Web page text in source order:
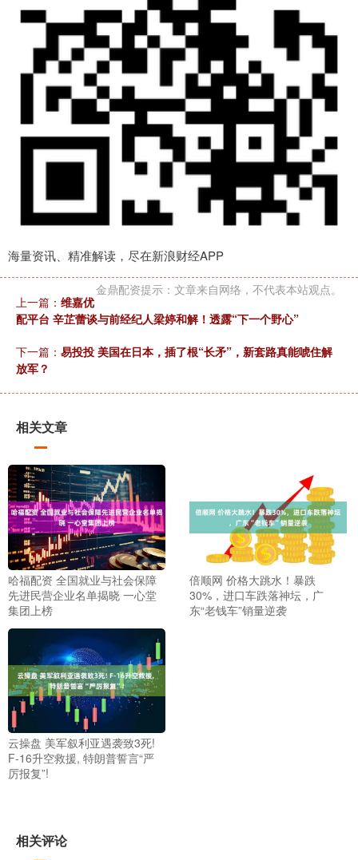
海量资讯、精准解读，尽在新浪财经APP
金鼎配资提示：文章来自网络，不代表本站观点。
上一篇： 维嘉优
配平台 辛芷蕾谈与前经纪人梁婷和解！透露“下一个野心”
下一篇： 易投投 美国在日本，插了根“长矛”，新套路真能唬住解
放军？
相关文章
哈福配资 全国就业与社会保障
先进民营企业名单揭晓 一心堂
集团上榜
倍顺网 价格大跳水！暴跌
30%，进口车跌落神坛，广
东“老钱车”销量逆袭
云操盘 美军叙利亚遇袭致3死!
F-16升空救援, 特朗普誓言“严
厉报复”!
相关评论